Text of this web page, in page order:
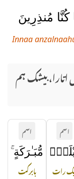
كُنَّا مُنذِرِينَ
Innaa
بیشک ہم
اسم
رات
اسم
مُّبَـٰرَكَةٍ ۚ
بابرکت